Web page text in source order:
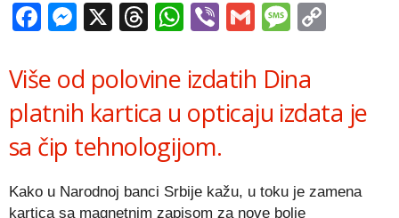
Facebook
Messenger
X Threads
WhatsApp
ViberGmail
Više od polovine izdatih Dina
platnih kartica u opticaju izdata je
sa čip tehnologijom.
Kako u Narodnoj banci Srbije kažu, u toku je zamena
kartica sa magnetnim zapisom za nove bolje